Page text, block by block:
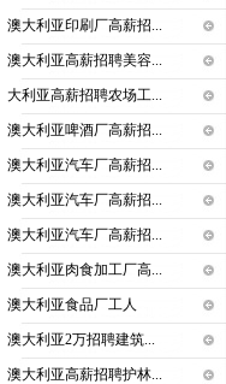
澳大利亚印刷厂高薪招...
澳大利亚高薪招聘美容...
大利亚高薪招聘农场工...
澳大利亚啤酒厂高薪招...
澳大利亚汽车厂高薪招...
澳大利亚汽车厂高薪招...
澳大利亚汽车厂高薪招...
澳大利亚肉食加工厂高...
澳大利亚食品厂工人
澳大利亚2万招聘建筑...
澳大利亚高薪招聘护林...